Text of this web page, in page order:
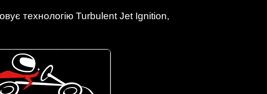
технологію Turbulent Jet Ignition,